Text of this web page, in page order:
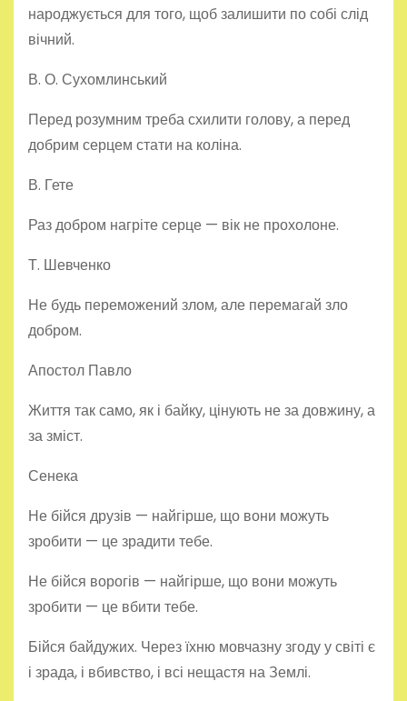
народжується для того, щоб залишити по собі слід
вічний.
В. О. Сухомлинський
Перед розумним треба схилити голову, а перед
добрим серцем стати на коліна.
В. Гете
Раз добром нагріте серце — вік не прохолоне.
Т. Шевченко
Не будь переможений злом, але перемагай зло
добром.
Апостол Павло
Життя так само, як і байку, цінують не за довжину, а
за зміст.
Сенека
Не бійся друзів — найгірше, що вони можуть
зробити — це зрадити тебе.
Не бійся ворогів — найгірше, що вони можуть
зробити — це вбити тебе.
Бійся байдужих. Через їхню мовчазну згоду у світі є
і зрада, і вбивство, і всі нещастя на Землі.